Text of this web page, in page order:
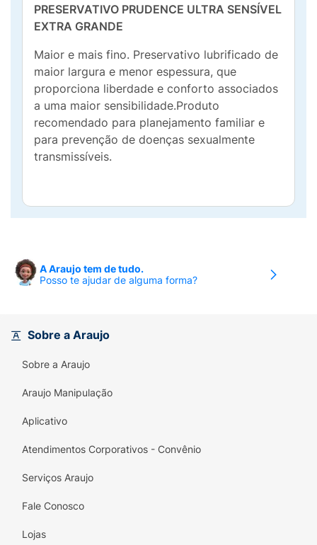
PRESERVATIVO PRUDENCE ULTRA SENSÍVEL
EXTRA GRANDE
Maior e mais fino. Preservativo lubrificado de
maior largura e menor espessura, que
proporciona liberdade e conforto associados
a uma maior sensibilidade.Produto
recomendado para planejamento familiar e
para prevenção de doenças sexualmente
transmissíveis.
A Araujo tem de tudo.
Posso te ajudar de alguma forma?
Sobre a Araujo
Sobre a Araujo
Araujo Manipulação
Aplicativo
Atendimentos Corporativos - Convênio
Serviços Araujo
Fale Conosco
Lojas